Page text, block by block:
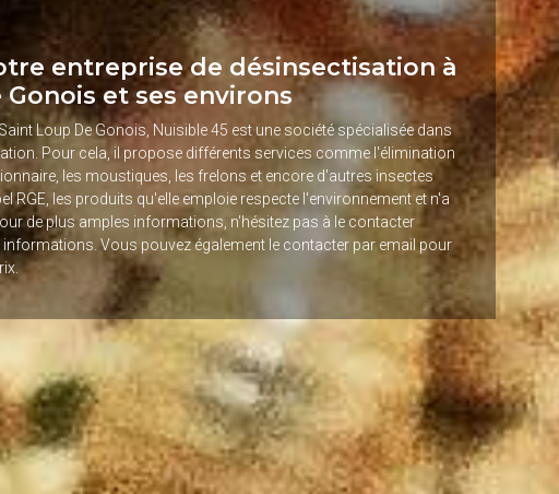
entreprise de désinsectisation à
Gonois et ses environs
Loup De Gonois, Nuisible 45 est une société spécialisée dans
Pour cela, il propose différents services comme l'élimination
les moustiques, les frelons et encore d'autres insectes
RGE, les produits qu'elle emploie respecte l'environnement et n'a
de plus amples informations, n'hésitez pas à le contacter
Vous pouvez également le contacter par email pour